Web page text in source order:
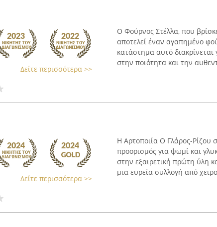
Δείτε περισσότερα >>
Ο Φούρνος Στέλλα, που
αποτελεί έναν αγαπημένο
κατάστημα αυτό
στην ποιότητα και την
Δείτε περισσότερα >>
Η Αρτοποιία Ο Γλάρος-Ρίζου
προορισμός για ψωμί και
στην εξαιρετική πρώτη ύλη
μια ευρεία συλλογή από